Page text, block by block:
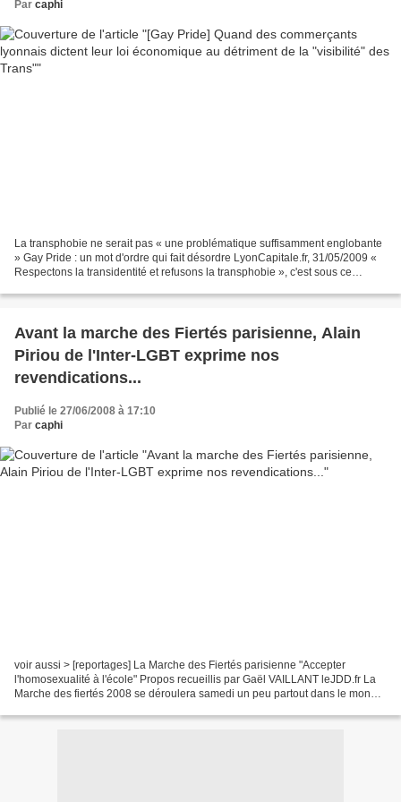
Par caphi
La transphobie ne serait pas « une problématique suffisamment englobante
» Gay Pride : un mot d'ordre qui fait désordre LyonCapitale.fr, 31/05/2009 «
Respectons la transidentité et refusons la transphobie », c'est sous ce
Avant la marche des Fiertés parisienne, Alain
Piriou de l'Inter-LGBT exprime nos
revendications...
Publié le 27/06/2008 à 17:10
Par caphi
voir aussi > [reportages] La Marche des Fiertés parisienne "Accepter
l'homosexualité à l'école" Propos recueillis par Gaël VAILLANT leJDD.fr La
Marche des fiertés 2008 se déroulera samedi un peu partout dans le monde.